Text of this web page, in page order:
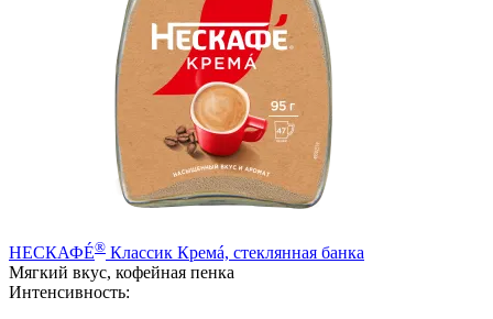
НЕСКАФÉ® Классик Кремá, стеклянная банка
Мягкий вкус, кофейная пенка
Интенсивность: